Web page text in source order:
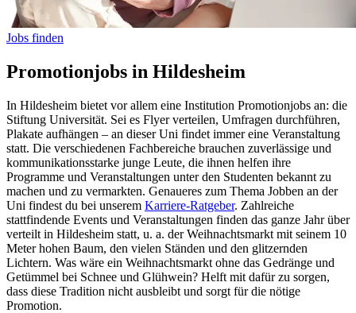
Jobs finden
Promotionjobs in Hildesheim
In Hildesheim bietet vor allem eine Institution Promotionjobs an: die
Stiftung Universität. Sei es Flyer verteilen, Umfragen durchführen,
Plakate aufhängen – an dieser Uni findet immer eine Veranstaltung
statt. Die verschiedenen Fachbereiche brauchen zuverlässige und
kommunikationsstarke junge Leute, die ihnen helfen ihre
Programme und Veranstaltungen unter den Studenten bekannt zu
machen und zu vermarkten. Genaueres zum Thema Jobben an der
Uni findest du bei unserem Karriere-Ratgeber. Zahlreiche
stattfindende Events und Veranstaltungen finden das ganze Jahr über
verteilt in Hildesheim statt, u. a. der Weihnachtsmarkt mit seinem 10
Meter hohen Baum, den vielen Ständen und den glitzernden
Lichtern. Was wäre ein Weihnachtsmarkt ohne das Gedränge und
Getümmel bei Schnee und Glühwein? Helft mit dafür zu sorgen,
dass diese Tradition nicht ausbleibt und sorgt für die nötige
Promotion.